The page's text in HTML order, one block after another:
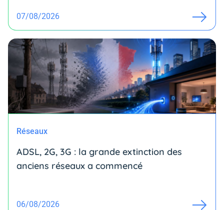
07/08/2026
Réseaux
ADSL, 2G, 3G : la grande extinction des
anciens réseaux a commencé
06/08/2026